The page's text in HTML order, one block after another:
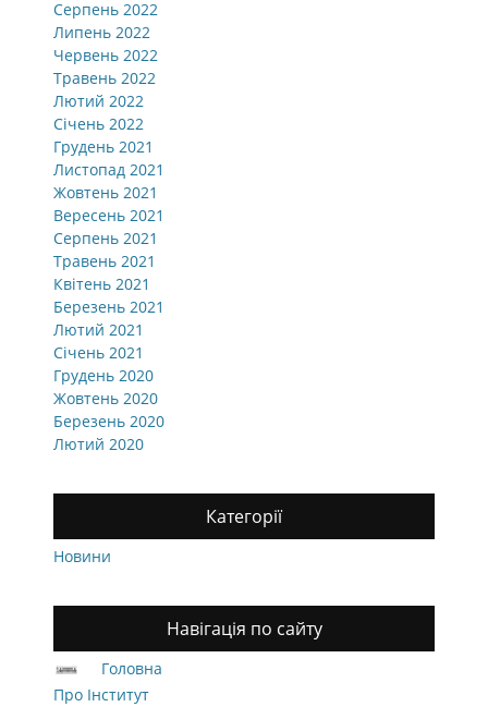
Серпень 2022
Липень 2022
Червень 2022
Травень 2022
Лютий 2022
Січень 2022
Грудень 2021
Листопад 2021
Жовтень 2021
Вересень 2021
Серпень 2021
Травень 2021
Квітень 2021
Березень 2021
Лютий 2021
Січень 2021
Грудень 2020
Жовтень 2020
Березень 2020
Лютий 2020
Категорії
Новини
Навігація по сайту
Головна
Про Інститут